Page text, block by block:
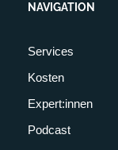
NAVIGATION
Services
Kosten
Expert:innen
Podcast